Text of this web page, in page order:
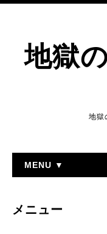
地獄
地獄
MENU ▼
メニュー